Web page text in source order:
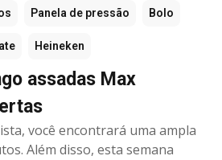
Panela de pressão Bolo
Heineken
assadas Max
você encontrará uma ampla
Além disso, esta semana